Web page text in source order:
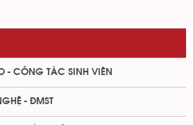
- CÔNG TÁC SINH VIÊN
- ĐMST